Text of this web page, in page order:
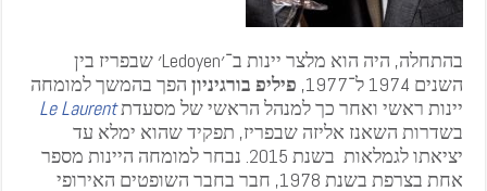
בהתחלה, היה הוא מלצר יינות ב־׳Ledoyen׳ שבפריז בין
השנים 1974 ל־1977,
פיליפ בורגיניון הפך בהמשך למומחה
יינות ראשי ואחר כך למנהל הראשי של מסעדתLe Laurent
בשדרות השאנז אליזה שבפריז, תפקיד שהוא ימלא עד
יציאתו לגמלאות בשנת 2015. נבחר למומחה היינות מספר
אחת בצרפת בשנת 1978, חבר בחבר השופטים האירופי